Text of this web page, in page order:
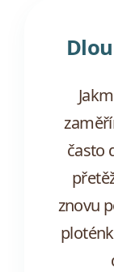
často
znovu